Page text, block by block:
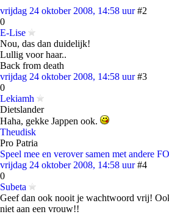
vrijdag 24 oktober 2008, 14:58 uur #2
0
E-Lise
Nou, das dan duidelijk!
Lullig voor haar..
Back from death
vrijdag 24 oktober 2008, 14:58 uur #3
0
Lekiamh
Dietslander
Haha, gekke Jappen ook.
Theudisk
Pro Patria
Speel mee en verover samen met andere
vrijdag 24 oktober 2008, 14:58 uur #4
0
Subeta
Geef dan ook nooit je wachtwoord vrij!
niet aan een vrouw!!